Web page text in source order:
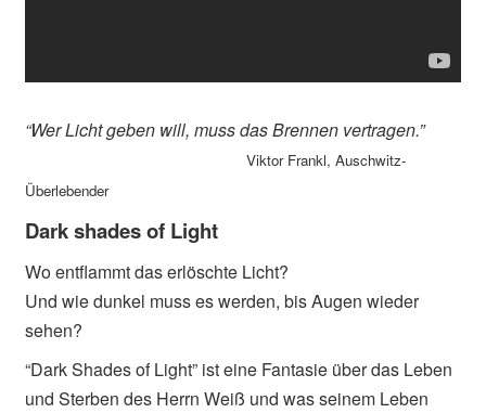
“Wer Licht geben will, muss das Brennen vertragen.”
Viktor Frankl, Auschwitz-
Überlebender
Dark shades of Light
Wo entflammt das erlöschte Licht?
Und wie dunkel muss es werden, bis Augen wieder
sehen?
“Dark Shades of Light” ist eine Fantasie über das Leben
und Sterben des Herrn Weiß und was seinem Leben